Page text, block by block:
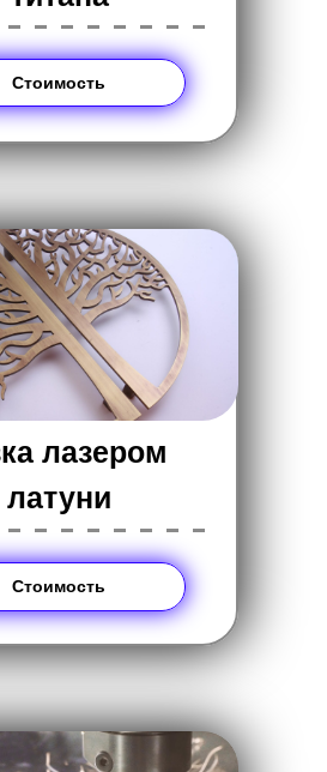
Стоимость
лазером
латуни
Стоимость